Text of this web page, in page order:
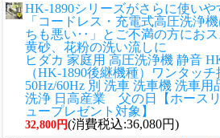
HK-1890シリーズがさらに使いや
「コードレス・充電式高圧洗浄
ちも悪い‥」とご不満の方におス
黄砂、花粉の洗い流しに
ヒダカ 家庭用 高圧洗浄機 静音
（HK-1890後継機種）ワンタッ
50Hz/60Hz 別 洗車 洗車機 洗車
洗浄 日高産業 父の日【ホース
ュープレゼント対象】
32,800円(消費税込:36,080円)